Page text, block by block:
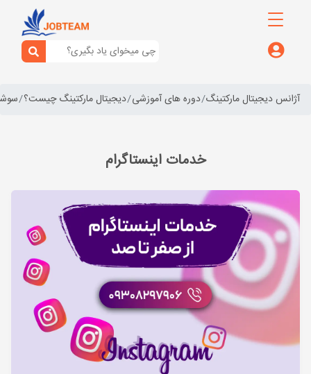
آژانس دیجیتال مارکتینگ دوره های آموزشی دیجیتال مارکتینگ چیست؟
خدمات اینستاگرام